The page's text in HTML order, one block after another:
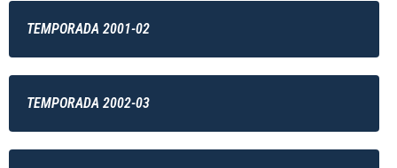
TEMPORADA 2001-02
TEMPORADA 2002-03